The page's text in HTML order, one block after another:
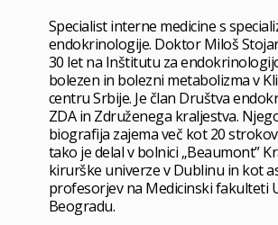
Specialist interne medicine s
endokrinologije. Doktor Miloš
30 let na Inštitutu za
bolezen in bolezni metabolizma v
centru Srbije. Je član Društva
ZDA in Združenega kraljestva.
biografija zajema več kot 20
tako je delal v bolnici „Beaumont”
kirurške univerze v Dublinu in kot
profesorjev na Medicinski fakulteti
Beogradu.